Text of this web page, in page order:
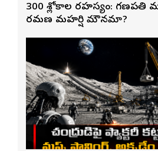
300 శ్లోకాల రహస్యం: గణపతి
రమణ మహర్షి మౌనమా?